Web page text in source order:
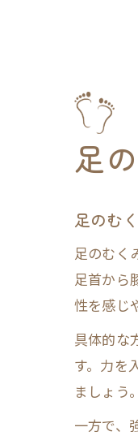
足
足のむ
足のむく
足首から
性を感じ
具体的な
す。力を
ましょう。
一方で、